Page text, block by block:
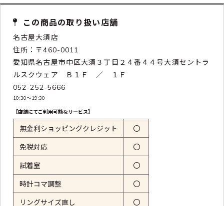
この商品の取り扱い店舗
名古屋大須店
住所：〒460-0011
愛知県名古屋市中区大須３丁目２４番４４号大須セントラ
ルスクウェア Ｂ１Ｆ ／ １Ｆ
052-252-5666
10:30〜19:30
【店舗にてご利用可能なサービス】
無金利ショッピングクレジット 〇
免税対応 〇
試着室 〇
時計コマ調整 〇
リングサイズ直し 〇